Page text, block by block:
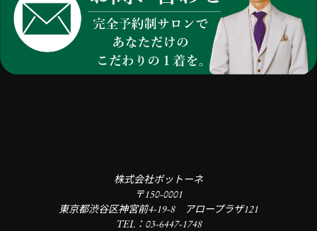
株式会社ボットーネ
〒150-0001
東京都渋谷区神宮前4-19-8 アロープラザ121
TEL：03-6447-1748